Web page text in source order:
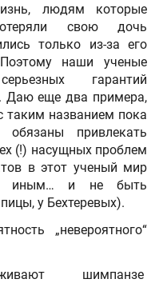
людям которые
свою дочь
только из-за его
наши ученые
гарантий
Даю еще два примера,
таким названием пока
привлекать
(!) насущных проблем
в этот ученый мир
иным… и не быть
у Бехтеревых).
„невероятного“
шимпанзе